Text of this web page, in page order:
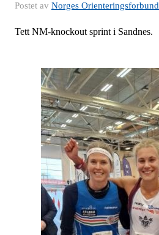
Postet av Norges Orienteringsforbund
Tett NM-knockout sprint i Sandnes.